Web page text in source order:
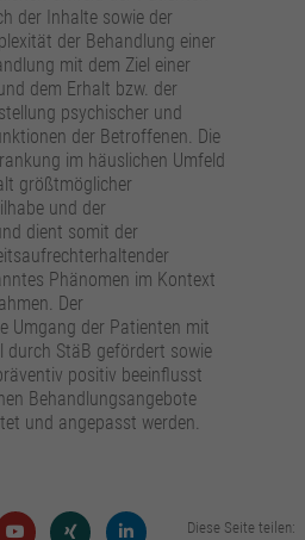
der Inhalte sowie der
der Behandlung einer
mit dem Ziel einer
dem Erhalt bzw. der
psychischer und
der Betroffenen. Die
im häuslichen Umfeld
größtmöglicher
und der
dient somit der
Phänomen im Kontext
Der
Umgang der Patienten mit
durch StäB gefördert sowie
positiv beeinflusst
Behandlungsangebote
und angepasst werden.
Diese Seite teilen: